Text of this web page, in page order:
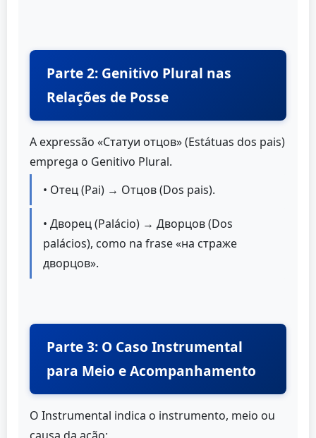
Parte 2: Genitivo Plural nas
Relações de Posse
A expressão «Статуи отцов» (Estátuas dos pais)
emprega o Genitivo Plural.
• Отец (Pai) → Отцов (Dos pais).
• Дворец (Palácio) → Дворцов (Dos
palácios), como na frase «на страже
дворцов».
Parte 3: O Caso Instrumental
para Meio e Acompanhamento
O Instrumental indica o instrumento, meio ou